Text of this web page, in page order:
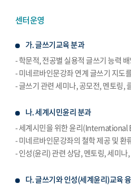
센터운영
가. 글쓰기교육 분과
- 학문적, 전공별 실용적 글쓰기 능력
- 미네르바인문강좌 연계 글쓰기 지도
- 글쓰기 관련 세미나, 공모전, 멘토링,
나. 세계시민윤리 분과
- 세계시민을 위한 윤리(International
- 미네르바인문강좌의 철학 제공 및 환
- 인성(윤리) 관련 상담, 멘토링, 세미나
다. 글쓰기와 인성(세계윤리)교육